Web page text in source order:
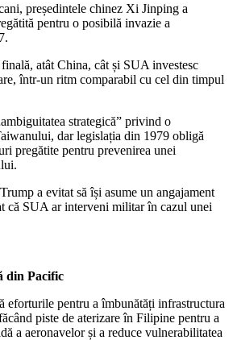
președintele chinez Xi Jinping a
pentru o posibilă invazie a
atât China, cât și SUA investesc
într-un ritm comparabil cu cel din timpul
strategică” privind o
dar legislația din 1979 obligă
pregătite pentru prevenirea unei
a evitat să își asume un angajament
că SUA ar interveni militar în cazul unei
din Pacific
eforturile pentru a îmbunătăți infrastructura
piste de aterizare în Filipine pentru a
a aeronavelor și a reduce vulnerabilitatea